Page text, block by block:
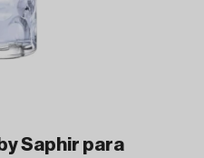
Saphir para